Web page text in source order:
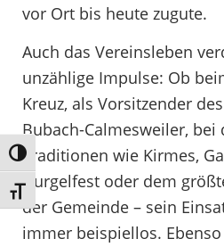
Umschalten auf hohe Kontraste
Schrift vergrößern
vor Ort bis heute zugute.
Auch das Vereinsleben
unzählige Impulse: Ob
Kreuz, als Vorsitzender
Bubach-Calmesweiler, bei
Traditionen wie Kirmes,
Gurgelfest oder dem
der Gemeinde – sein
immer beispiellos.